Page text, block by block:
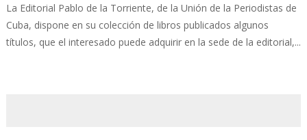
La Editorial Pablo de la Torriente, de la Unión de la Periodistas de
Cuba, dispone en su colección de libros publicados algunos
títulos, que el interesado puede adquirir en la sede de la editorial,...